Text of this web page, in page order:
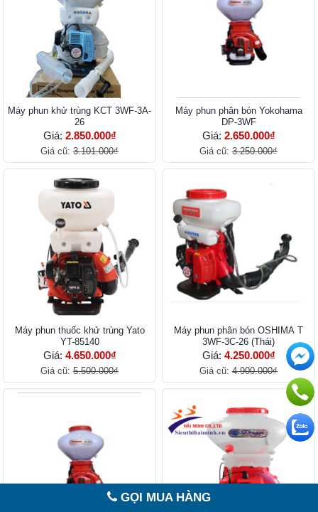
Máy phun khử trùng KCT 3WF-3A-
26
Giá: 2.850.000₫
Giá cũ: 3.101.000₫
Máy phun phân bón Yokohama
DP-3WF
Giá: 2.650.000₫
Giá cũ: 3.250.000₫
Máy phun thuốc khử trùng Yato
YT-85140
Giá: 4.650.000₫
Giá cũ: 5.500.000₫
Máy phun phân bón OSHIMA T
3WF-3C-26 (Thái)
Giá: 4.250.000₫
Giá cũ: 4.900.000₫
GỌI MUA HÀNG